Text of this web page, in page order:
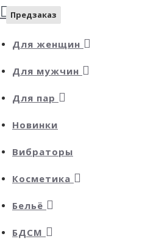
Для женщин
Для мужчин
Для пар
Новинки
Вибраторы
Косметика
Бельё
БДСМ
Предзаказ
Предзаказ